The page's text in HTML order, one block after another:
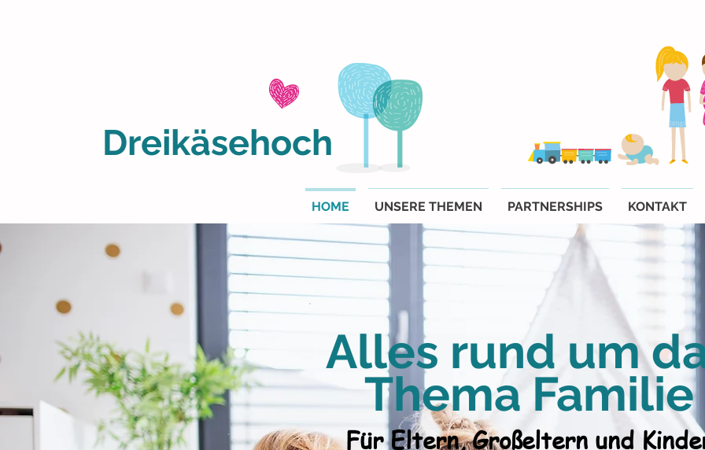
Dreikäsehoch
HOME UNSERE THEMEN PARTNERSHIPS KONTAKT
Alles rund um
Thema Familie
Für Eltern,Großeltern und